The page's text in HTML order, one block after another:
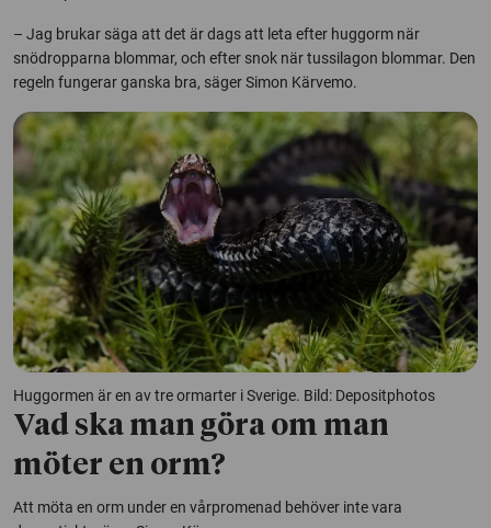
– Jag brukar säga att det är dags att leta efter huggorm när
snödropparna blommar, och efter snok när tussilagon blommar. Den
regeln fungerar ganska bra, säger Simon Kärvemo.
Huggormen är en av tre ormarter i Sverige. Bild: Depositphotos
Vad ska man göra om man
möter en orm?
Att möta en orm under en vårpromenad behöver inte vara